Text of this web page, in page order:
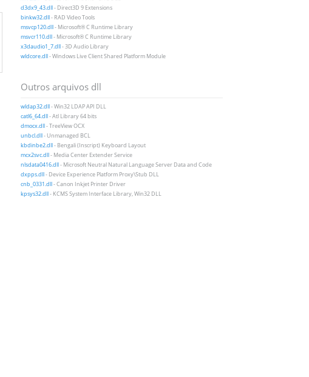
d3dx9_43.dll- Direct3D 9 Extensions
binkw32.dll- RAD Video Tools
msvcp120.dll- Microsoft® C Runtime Library
msvcr110.dll- Microsoft® C Runtime Library
x3daudio1_7.dll- 3D Audio Library
wldcore.dll- Windows Live Client Shared Platform Module
Outros arquivos dll
wldap32.dll- Win32 LDAP API DLL
catl6_64.dll- Atl Library 64 bits
dmocx.dll- TreeView OCX
unbcl.dll- Unmanaged BCL
kbdinbe2.dll- Bengali (Inscript) Keyboard Layout
mcx2svc.dll- Media Center Extender Service
nlsdata0416.dll- Microsoft Neutral Natural Language Server Data and Code
dxpps.dll- Device Experience Platform Proxy\Stub DLL
cnb_0331.dll- Canon Inkjet Printer Driver
kpsys32.dll- KCMS System Interface Library, Win32 DLL